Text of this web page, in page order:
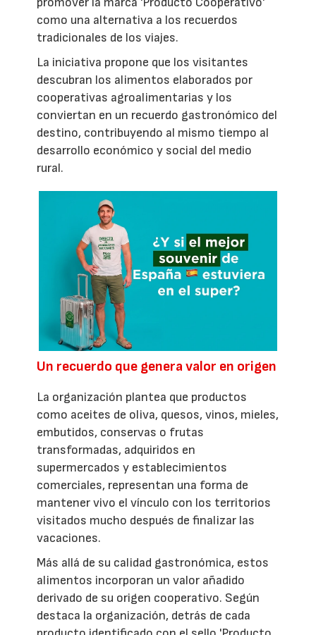
como una alternativa a los recuerdos
tradicionales de los viajes.
La iniciativa propone que los visitantes
descubran los alimentos elaborados por
cooperativas agroalimentarias y los
conviertan en un recuerdo gastronómico del
destino, contribuyendo al mismo tiempo al
desarrollo económico y social del medio
rural.
Un recuerdo que genera valor en origen
La organización plantea que productos
como aceites de oliva, quesos, vinos, mieles,
embutidos, conservas o frutas
transformadas, adquiridos en
supermercados y establecimientos
comerciales, representan una forma de
mantener vivo el vínculo con los territorios
visitados mucho después de finalizar las
vacaciones.
Más allá de su calidad gastronómica, estos
alimentos incorporan un valor añadido
derivado de su origen cooperativo. Según
destaca la organización, detrás de cada